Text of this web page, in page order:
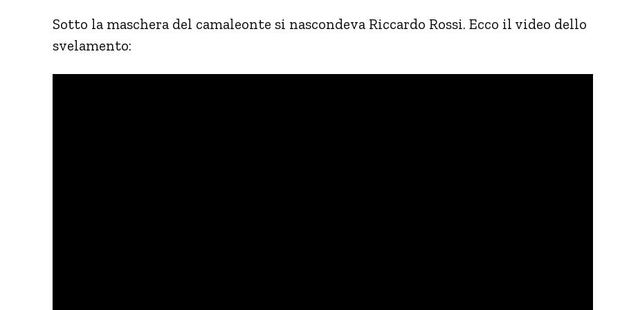
Sotto la maschera del camaleonte si nascondeva Riccardo Rossi. Ecco il video dello
svelamento: